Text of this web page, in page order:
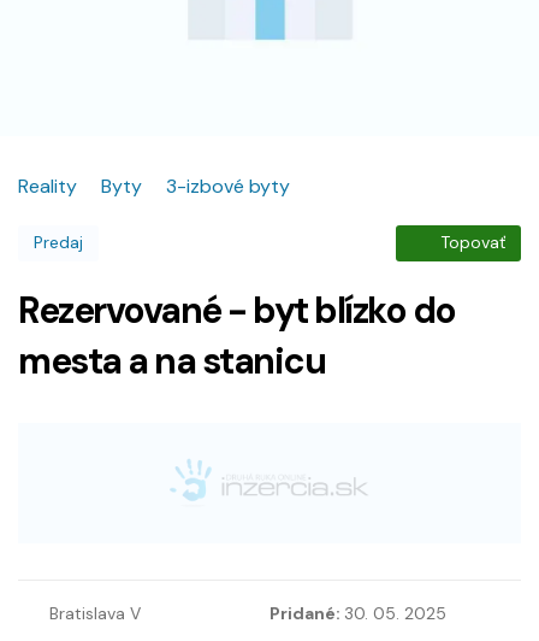
Reality Byty 3-izbové byty
Predaj Topovať
Rezervované - byt blízko do
mesta a na stanicu
Bratislava V Pridané: 30. 05. 2025